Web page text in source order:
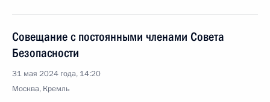
Совещание с постоянными членами Совета
Безопасности
31 мая 2024 года, 14:20
Москва, Кремль